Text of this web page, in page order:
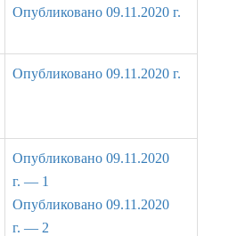
Опубликовано 09.11.2020 г.
Опубликовано 09.11.2020 г.
Опубликовано 09.11.2020
г. — 1
Опубликовано 09.11.2020
г. — 2